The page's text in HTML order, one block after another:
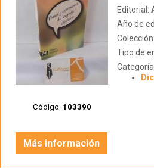
Código: 103390
Editorial:
Año de
Colección:
Tipo de
Más información